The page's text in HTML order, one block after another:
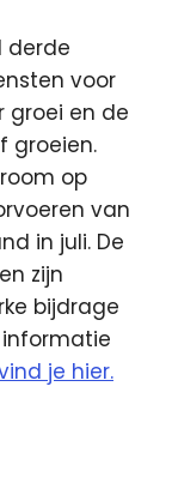
derde
voor
groei en de
groeien.
op
van
in juli. De
zijn
bijdrage
informatie
je hier.